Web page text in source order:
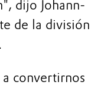
dijo Johann-
de la división
convertirnos